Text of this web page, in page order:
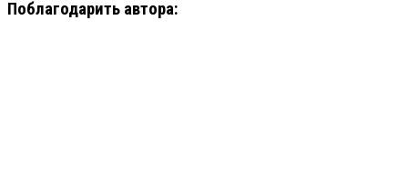
Поблагодарить автора: